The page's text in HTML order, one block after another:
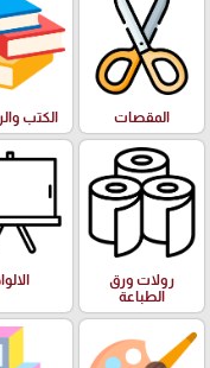
المقصات الكتب
رولات ورق
الطباعة